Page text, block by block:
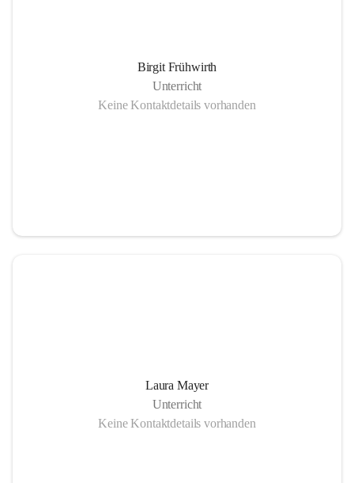
Birgit Frühwirth
Unterricht
Keine Kontaktdetails vorhanden
Laura Mayer
Unterricht
Keine Kontaktdetails vorhanden